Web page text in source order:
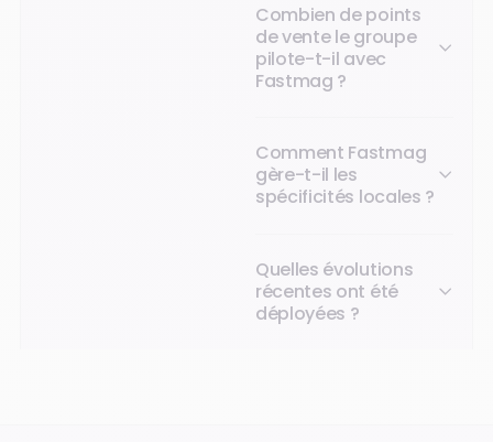
Combien de points
de vente le groupe
pilote-t-il avec
Fastmag ?
Comment Fastmag
gère-t-il les
spécificités locales ?
Quelles évolutions
récentes ont été
déployées ?